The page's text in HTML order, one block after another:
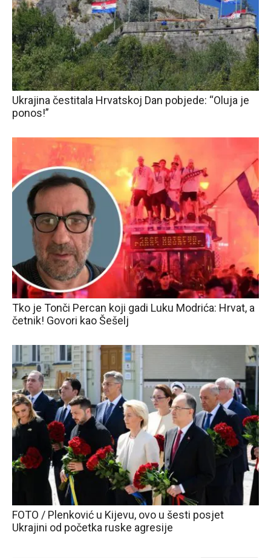
Ukrajina čestitala Hrvatskoj Dan pobjede: “Oluja je
ponos!”
Tko je Tonči Percan koji gadi Luku Modrića: Hrvat, a
četnik! Govori kao Šešelj
FOTO / Plenković u Kijevu, ovo u šesti posjet
Ukrajini od početka ruske agresije